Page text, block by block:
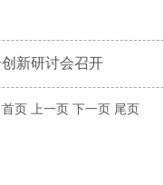
新研讨会召开
首页 上一页 下一页 尾页